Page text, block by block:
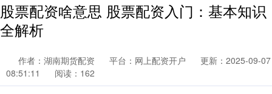
股票配资啥意思 股票配资入门：基本知识
全解析
作者：湖南期货配资 平台：网上配资开户
更新：2025-09-07
08:51:11
阅读：162